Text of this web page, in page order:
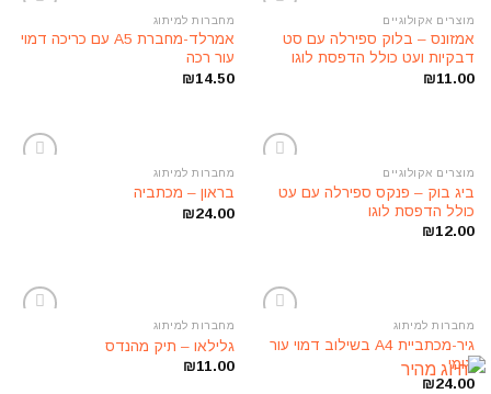
לרשימת
המשאלות
מוצרים אקולוגיים
אמזונס – בלוק ספירלה עם סט
דבקיות ועט כולל הדפסת לוגו
₪11.00
לרשימת
מחברות למיתוג
אמרלד-מחברת A5 עם כריכה דמוי
עור רכה
₪14.50
לרשימת
מוצרים אקולוגיים
ביג בוק – פנקס ספירלה עם עט
כולל הדפסת לוגו
₪12.00
מחברות למיתוג
בראון – מכתביה
₪24.00
לרשימת
מחברות למיתוג
גיר-מכתביית A4 בשילוב דמוי עור
וגומי
₪24.00
מחברות למיתוג
גלילאו – תיק מהנדס
₪11.00